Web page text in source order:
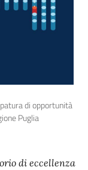
di opportunità
Puglia
di eccellenza